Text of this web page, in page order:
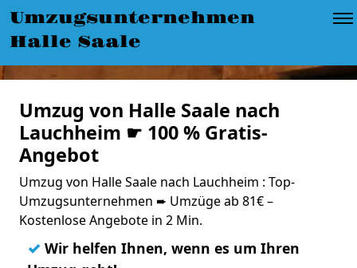
Umzugsunternehmen
Halle Saale
Umzug von Halle Saale nach
Lauchheim ☛ 100 % Gratis-
Angebot
Umzug von Halle Saale nach Lauchheim : Top-
Umzugsunternehmen ➨ Umzüge ab 81€ –
Kostenlose Angebote in 2 Min.
✓ Wir helfen Ihnen, wenn es um Ihren